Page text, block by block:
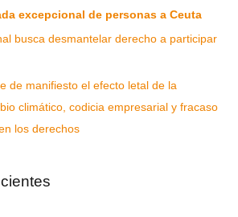
excepcional de personas a Ceuta
busca desmantelar derecho a participar
de manifiesto el efecto letal de la
climático, codicia empresarial y fracaso
los derechos